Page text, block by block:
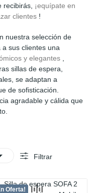
recibirás, ¡equípate en
clientes !
nuestra selección de
sus clientes una
y elegantes
sillas de espera,
se adaptan a
de sofisticación.
agradable y cálida que
Filtrar
Oferta!